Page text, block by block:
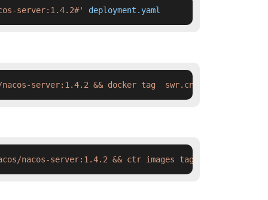
server:1.4.2#' deployment.yaml
server:1.4.2 && docker tag  swr.cn-north-
nacos-server:1.4.2 && ctr images tag  swr.cn-